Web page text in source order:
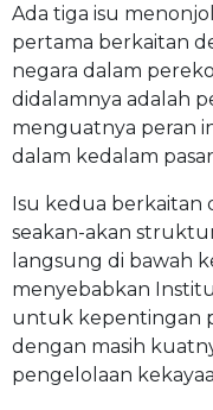
Ada tiga isu
pertama berkaitan
negara dalam
didalamnya adalah
menguatnya peran
dalam kedalam
Isu kedua berkaitan
seakan-akan
langsung di bawah
menyebabkan
untuk kepentingan
dengan masih
pengelolaan